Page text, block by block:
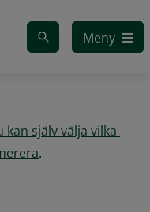
Meny
kan själv välja vilka
.